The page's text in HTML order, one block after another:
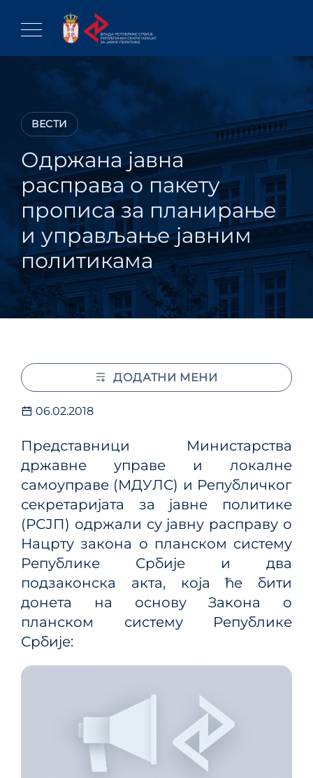
content
ВЕСТИ
Одржана јавна
расправа о пакету
прописа за планирање
и управљање јавним
политикама
06.02.2018
Представници Министарства
државне управе и локалне
самоуправе (МДУЛС) и Републичког
секретаријата за јавне политике
(РСЈП) одржали су јавну расправу о
Нацрту закона о планском систему
Републике Србије и два
подзаконска акта, која ће бити
донета на основу Закона о
планском систему Републике
Србије:
ДОДАТНИ МЕНИ